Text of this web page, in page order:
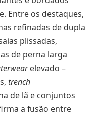
Entre os destaques,
refinadas de dupla
plissadas,
de perna larga
elevado –
trench
de lã e conjuntos
a fusão entre